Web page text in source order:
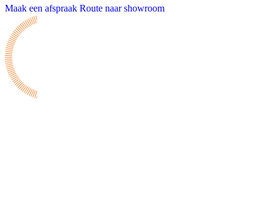
Maak een afspraak Route naar showroom